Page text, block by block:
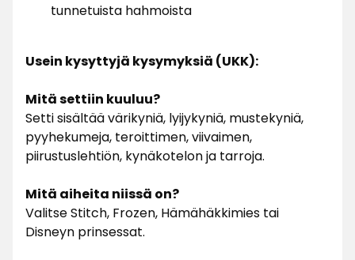
tunnetuista hahmoista
Usein kysyttyjä kysymyksiä (UKK):
Mitä settiin kuuluu?
Setti sisältää värikyniä, lyijykyniä, mustekyniä,
pyyhekumeja, teroittimen, viivaimen,
piirustuslehtiön, kynäkotelon ja tarroja.
Mitä aiheita niissä on?
Valitse Stitch, Frozen, Hämähäkkimies tai
Disneyn prinsessat.